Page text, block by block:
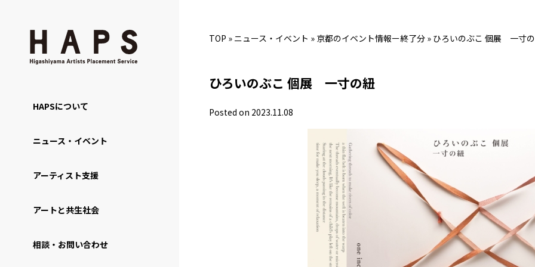
HAPSについて
ニュース・イベント
アーティスト支援
アートと共生社会
相談・お問い合わせ
TOP » ニュース・イベント » 京都のイベント情報ー終了分 » ひろいのぶこ 個展 一寸
ひろいのぶこ 個展 一寸の紐
Posted on 2023.11.08